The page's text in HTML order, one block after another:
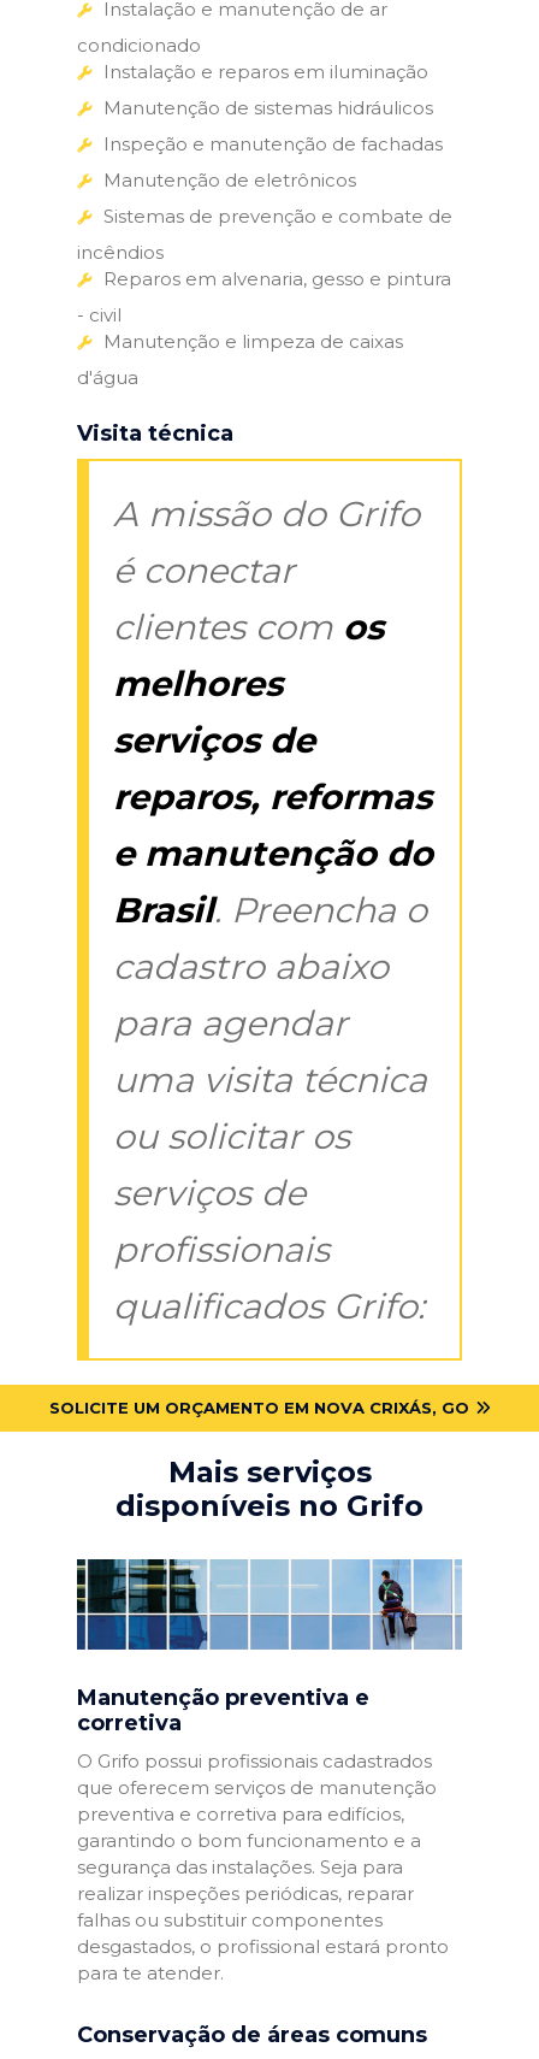
Instalação e manutenção de ar
condicionado
Instalação e reparos em iluminação
Manutenção de sistemas hidráulicos
Inspeção e manutenção de fachadas
Manutenção de eletrônicos
Sistemas de prevenção e combate de
incêndios
Reparos em alvenaria, gesso e pintura
- civil
Manutenção e limpeza de caixas
d'água
Visita técnica
A missão do Grifo
é conectar
clientes com os
melhores
serviços de
reparos, reformas
e manutenção do
Brasil. Preencha o
cadastro abaixo
para agendar
uma visita técnica
ou solicitar os
serviços de
profissionais
qualificados Grifo:
SOLICITE UM ORÇAMENTO EM NOVA CRIXÁS, GO
Mais serviços
disponíveis no Grifo
Manutenção preventiva e
corretiva
O Grifo possui profissionais cadastrados
que oferecem serviços de manutenção
preventiva e corretiva para edifícios,
garantindo o bom funcionamento e a
segurança das instalações. Seja para
realizar inspeções periódicas, reparar
falhas ou substituir componentes
desgastados, o profissional estará pronto
para te atender.
Conservação de áreas comuns